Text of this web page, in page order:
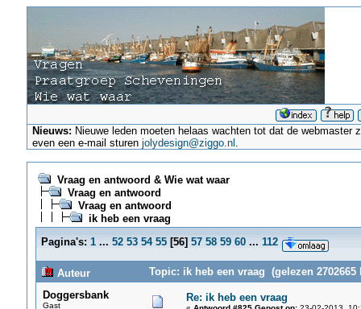
Nieuws: Nieuwe leden moeten helaas wachten tot dat de
even een e-mail sturenjolydesign@ziggo.nl .
Vraag en antwoord & Wie wat waar
Vraag en antwoord
Vraag en antwoord
ik heb een vraag
Pagina's: 1 ... 52 53 54 55[56] 57 58 59 60 ... 112
Auteur
Topic: ik heb een vraag (gelezen 2702665
Doggersbank
Gast
Re: ik heb een vraag